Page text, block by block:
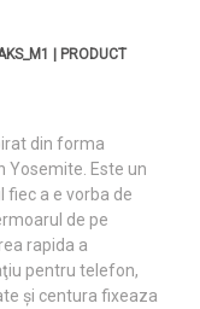
| PRODUCT
din forma
Yosemite. Este un
fiec a e vorba de
de pe
rapida a
pentru telefon,
şi centura fixeaza